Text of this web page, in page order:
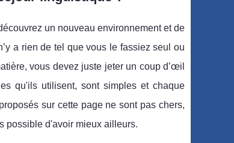
un nouveau environnement et de
a rien de tel que vous le fassiez seul ou
vous devez juste jeter un coup d’œil
qu'ils utilisent, sont simples et chaque
sur cette page ne sont pas chers,
possible d'avoir mieux ailleurs.